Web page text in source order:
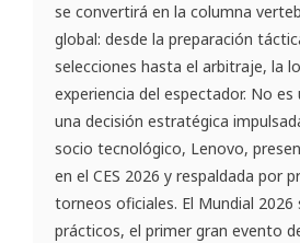
se convertirá en la columna
global: desde la preparación
selecciones hasta el arbitraje, la
experiencia del espectador. No es
una decisión estratégica
socio tecnológico, Lenovo,
en el CES 2026 y respaldada por
torneos oficiales. El Mundial
prácticos, el primer gran evento